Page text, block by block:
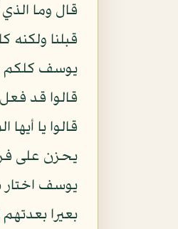
قال وما
قبلنا ولكنه
يوسف كلكم
قالوا قد
قالوا يا
يحزن على
يوسف اختار
بعيرا بعدتهم